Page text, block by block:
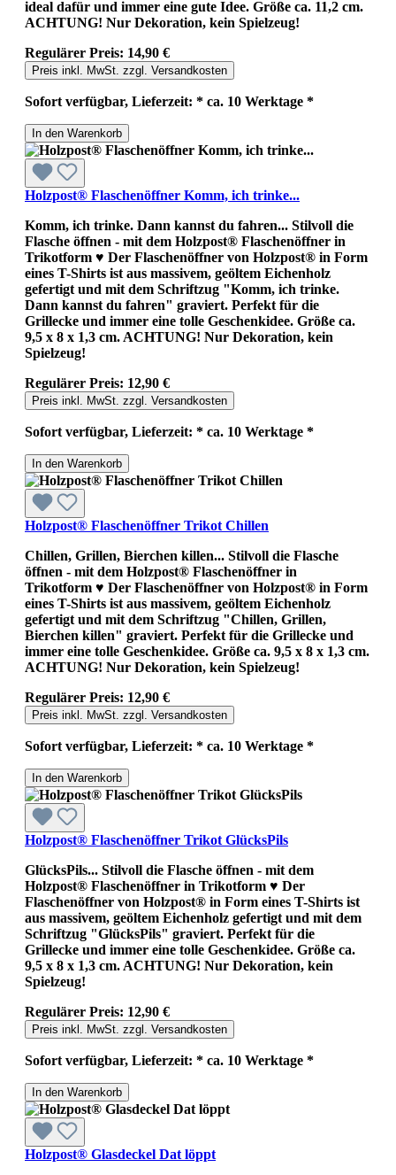
ideal dafür und immer eine gute Idee. Größe ca. 11,2 cm.
ACHTUNG! Nur Dekoration, kein Spielzeug!
Regulärer Preis: 14,90 €
Preis inkl. MwSt. zzgl. Versandkosten
Sofort verfügbar, Lieferzeit: * ca. 10 Werktage *
In den Warenkorb
Holzpost® Flaschenöffner Komm, ich trinke...
Komm, ich trinke. Dann kannst du fahren... Stilvoll die
Flasche öffnen - mit dem Holzpost® Flaschenöffner in
Trikotform ♥ Der Flaschenöffner von Holzpost® in Form
eines T-Shirts ist aus massivem, geöltem Eichenholz
gefertigt und mit dem Schriftzug "Komm, ich trinke.
Dann kannst du fahren" graviert. Perfekt für die
Grillecke und immer eine tolle Geschenkidee. Größe ca.
9,5 x 8 x 1,3 cm. ACHTUNG! Nur Dekoration, kein
Spielzeug!
Regulärer Preis: 12,90 €
Preis inkl. MwSt. zzgl. Versandkosten
Sofort verfügbar, Lieferzeit: * ca. 10 Werktage *
In den Warenkorb
Holzpost® Flaschenöffner Trikot Chillen
Chillen, Grillen, Bierchen killen... Stilvoll die Flasche
öffnen - mit dem Holzpost® Flaschenöffner in
Trikotform ♥ Der Flaschenöffner von Holzpost® in Form
eines T-Shirts ist aus massivem, geöltem Eichenholz
gefertigt und mit dem Schriftzug "Chillen, Grillen,
Bierchen killen" graviert. Perfekt für die Grillecke und
immer eine tolle Geschenkidee. Größe ca. 9,5 x 8 x 1,3 cm.
ACHTUNG! Nur Dekoration, kein Spielzeug!
Regulärer Preis: 12,90 €
Preis inkl. MwSt. zzgl. Versandkosten
Sofort verfügbar, Lieferzeit: * ca. 10 Werktage *
In den Warenkorb
Holzpost® Flaschenöffner Trikot GlücksPils
GlücksPils... Stilvoll die Flasche öffnen - mit dem
Holzpost® Flaschenöffner in Trikotform ♥ Der
Flaschenöffner von Holzpost® in Form eines T-Shirts ist
aus massivem, geöltem Eichenholz gefertigt und mit dem
Schriftzug "GlücksPils" graviert. Perfekt für die
Grillecke und immer eine tolle Geschenkidee. Größe ca.
9,5 x 8 x 1,3 cm. ACHTUNG! Nur Dekoration, kein
Spielzeug!
Regulärer Preis: 12,90 €
Preis inkl. MwSt. zzgl. Versandkosten
Sofort verfügbar, Lieferzeit: * ca. 10 Werktage *
In den Warenkorb
Holzpost® Glasdeckel Dat löppt